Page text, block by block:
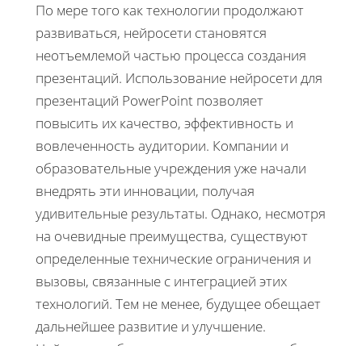
По мере того как технологии продолжают
развиваться, нейросети становятся
неотъемлемой частью процесса создания
презентаций. Использование нейросети для
презентаций PowerPoint позволяет
повысить их качество, эффективность и
вовлеченность аудитории. Компании и
образовательные учреждения уже начали
внедрять эти инновации, получая
удивительные результаты. Однако, несмотря
на очевидные преимущества, существуют
определенные технические ограничения и
вызовы, связанные с интеграцией этих
технологий. Тем не менее, будущее обещает
дальнейшее развитие и улучшение.